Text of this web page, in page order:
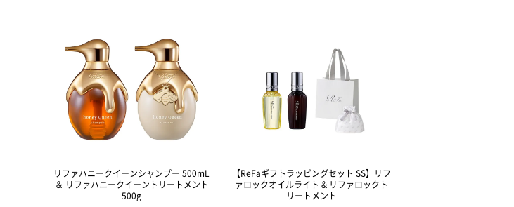
リファハニークイーンシャンプー 500mL
＆ リファハニークイーントリートメント
500g
【ReFaギフトラッピングセット SS】リフ
ァロックオイルライト & リファロックト
リートメント